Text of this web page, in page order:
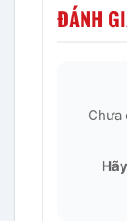
ĐÁNH
Chưa